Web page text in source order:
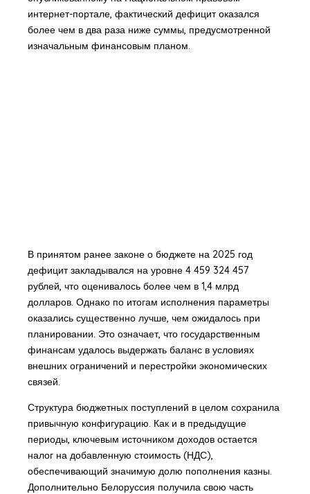
интернет-портале, фактический дефицит оказался
более чем в два раза ниже суммы, предусмотренной
изначальным финансовым планом.
В принятом ранее законе о бюджете на 2025 год
дефицит закладывался на уровне 4 459 324 457
рублей, что оценивалось более чем в 1,4 млрд
долларов. Однако по итогам исполнения параметры
оказались существенно лучше, чем ожидалось при
планировании. Это означает, что государственным
финансам удалось выдержать баланс в условиях
внешних ограничений и перестройки экономических
связей.
Структура бюджетных поступлений в целом сохранила
привычную конфигурацию. Как и в предыдущие
периоды, ключевым источником доходов остается
налог на добавленную стоимость (НДС),
обеспечивающий значимую долю пополнения казны.
Дополнительно Белоруссия получила свою часть